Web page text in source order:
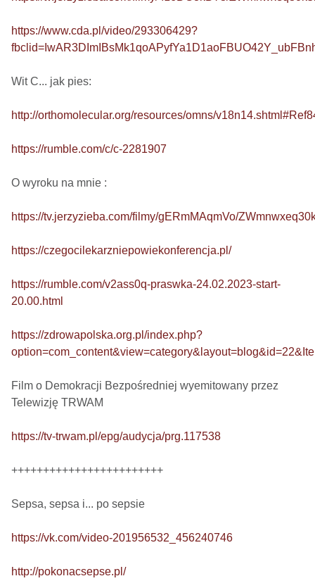
https://www.cda.pl/video/293306429?
Wit C... jak pies:
http://orthomolecular.org/resources/omns/
https://rumble.com/c/c-2281907
O wyroku na mnie :
https://tv.jerzyzieba.com/filmy/gERmMAqmVo/
https://czegocilekarzniepowiekonferencja.pl/
https://rumble.com/v2ass0q-praswka-24.02.2023-start-
20.00.html
https://zdrowapolska.org.pl/index.php?
Film o Demokracji Bezpośredniej wyemitowany przez
Telewizję TRWAM
https://tv-trwam.pl/epg/audycja/prg.117538
++++++++++++++++++++++++
Sepsa, sepsa i... po sepsie
https://vk.com/video-201956532_456240746
http://pokonacsepse.pl/